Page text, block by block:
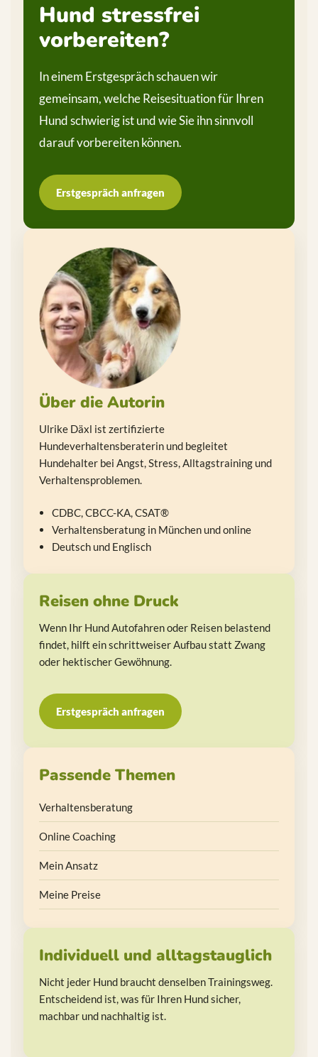
Hund stressfrei
vorbereiten?
In einem Erstgespräch schauen wir
gemeinsam, welche Reisesituation für Ihren
Hund schwierig ist und wie Sie ihn sinnvoll
darauf vorbereiten können.
Erstgespräch anfragen
Über die Autorin
Ulrike Däxl ist zertifizierte
Hundeverhaltensberaterin und begleitet
Hundehalter bei Angst, Stress, Alltagstraining und
Verhaltensproblemen.
CDBC, CBCC-KA, CSAT®
Verhaltensberatung in München und online
Deutsch und Englisch
Reisen ohne Druck
Wenn Ihr Hund Autofahren oder Reisen belastend
findet, hilft ein schrittweiser Aufbau statt Zwang
oder hektischer Gewöhnung.
Erstgespräch anfragen
Passende Themen
Verhaltensberatung
Online Coaching
Mein Ansatz
Meine Preise
Individuell und alltagstauglich
Nicht jeder Hund braucht denselben Trainingsweg.
Entscheidend ist, was für Ihren Hund sicher,
machbar und nachhaltig ist.